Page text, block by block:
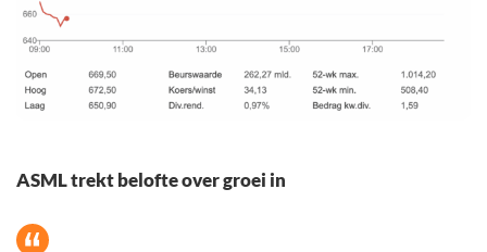
ASML trekt belofte over groei in